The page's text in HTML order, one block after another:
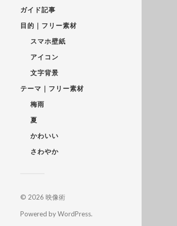
ガイド記事
目的｜フリー素材
スマホ壁紙
アイコン
文字背景
テーマ｜フリー素材
梅雨
夏
かわいい
さわやか
© 2026 映像術
Powered byWordPress.